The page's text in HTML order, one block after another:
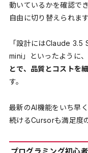
動いているかを確認で
自由に切り替えられます
「設計にはClaude
mini」といったように、
とで、品質とコストを
す。
最新のAI機能をいち早
続けるCursorも満足度